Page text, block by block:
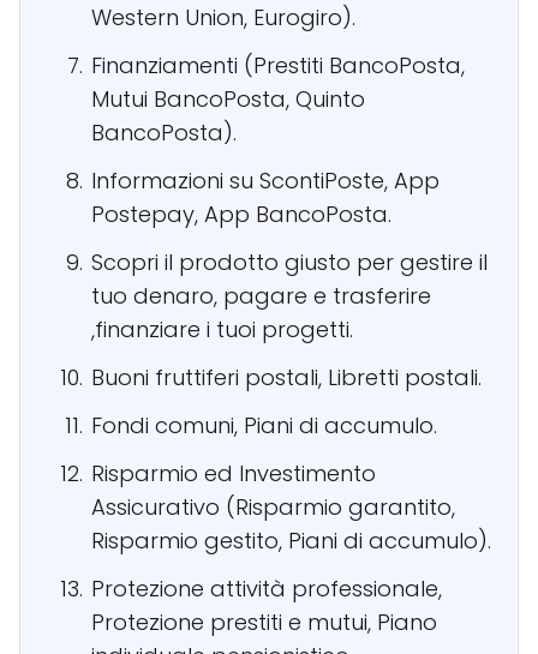
Western Union, Eurogiro).
Finanziamenti (Prestiti BancoPosta,
Mutui BancoPosta, Quinto
BancoPosta).
Informazioni su ScontiPoste, App
Postepay, App BancoPosta.
Scopri il prodotto giusto per gestire il
tuo denaro, pagare e trasferire
,finanziare i tuoi progetti.
Buoni fruttiferi postali, Libretti postali.
Fondi comuni, Piani di accumulo.
Risparmio ed Investimento
Assicurativo (Risparmio garantito,
Risparmio gestito, Piani di accumulo).
Protezione attività professionale,
Protezione prestiti e mutui, Piano